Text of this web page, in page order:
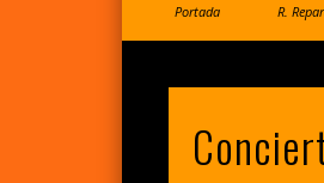
Portada R.